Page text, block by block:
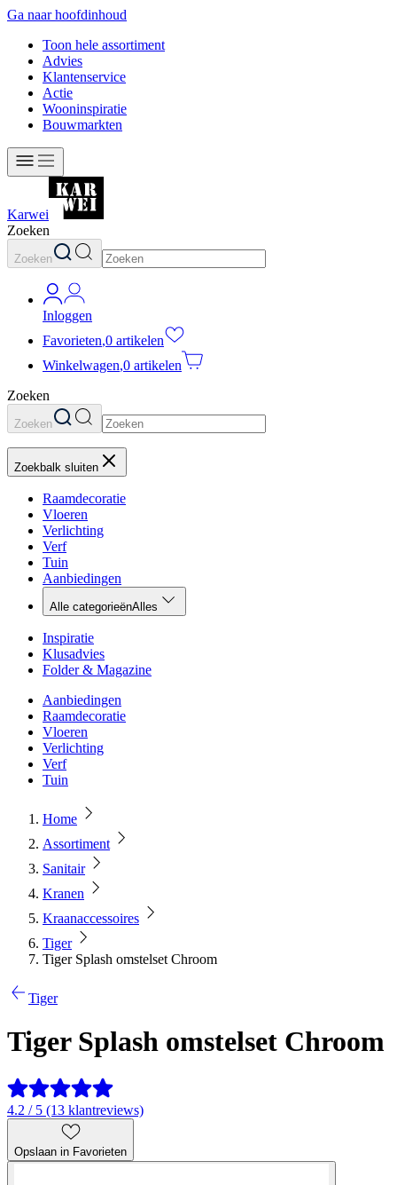
Ga naar hoofdinhoud
Toon hele assortiment
Advies
Klantenservice
Actie
Wooninspiratie
Bouwmarkten
Karwei
Zoeken
Zoeken
Inloggen
Favorieten,0 artikelen
Winkelwagen,0 artikelen
Zoeken
Zoeken
Zoekbalk sluiten
Raamdecoratie
Vloeren
Verlichting
Verf
Tuin
Aanbiedingen
Alle categorieënAlles
Inspiratie
Klusadvies
Folder & Magazine
Aanbiedingen
Raamdecoratie
Vloeren
Verlichting
Verf
Tuin
Home
Assortiment
Sanitair
Kranen
Kraanaccessoires
Tiger
Tiger Splash omstelset Chroom
Tiger
Tiger Splash omstelset Chroom
4.2 / 5 (13 klantreviews)
Opslaan in Favorieten